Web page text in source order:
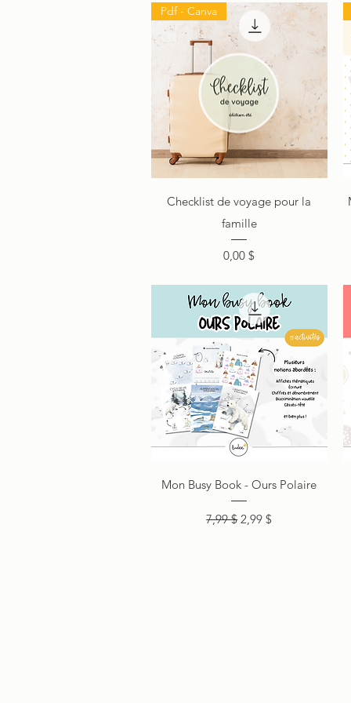
Aperçu rapide
Pdf - Canva
Checklist de voyage pour la
famille
Prix
0,00 $
Aperçu rapide
Mon Busy Book - Ours Polaire
Prix original
7,99 $ Prix promotionnel
2,99 $